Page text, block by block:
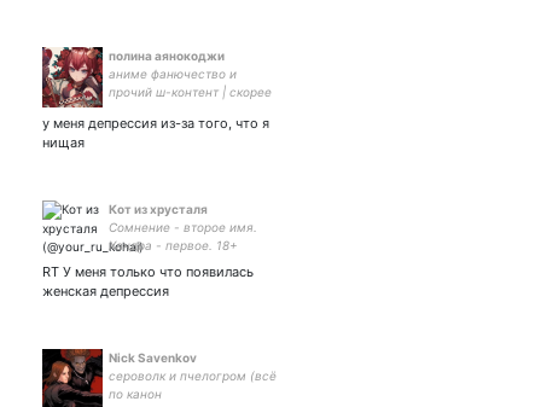
полина аянокоджи
аниме фанючество и
прочий ш-контент | скорее
у меня депрессия из-за того, что я
нищая
Кот из хрусталя
Сомнение - второе имя.
Хандра - первое. 18+
RT У меня только что появилась
женская депрессия
Nick Savenkov
сероволк и пчелогром (всё
по канон